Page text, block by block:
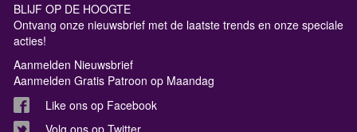
BLIJF OP DE HOOGTE
Ontvang onze nieuwsbrief met de laatste trends en onze speciale
acties!
Aanmelden Nieuwsbrief
Aanmelden Gratis Patroon op Maandag
Like ons op Facebook